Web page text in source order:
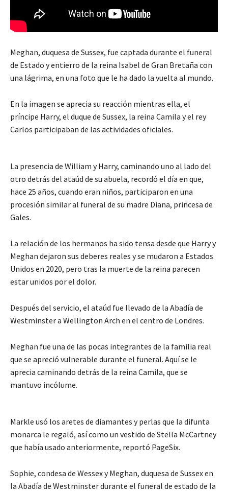
Meghan, duquesa de Sussex, fue captada durante el funeral
de Estado y entierro de la reina Isabel de Gran Bretaña con
una lágrima, en una foto que le ha dado la vuelta al mundo.
En la imagen se aprecia su reacción mientras ella, el
príncipe Harry, el duque de Sussex, la reina Camila y el rey
Carlos participaban de las actividades oficiales.
La presencia de William y Harry, caminando uno al lado del
otro detrás del ataúd de su abuela, recordó el día en que,
hace 25 años, cuando eran niños, participaron en una
procesión similar al funeral de su madre Diana, princesa de
Gales.
La relación de los hermanos ha sido tensa desde que Harry y
Meghan dejaron sus deberes reales y se mudaron a Estados
Unidos en 2020, pero tras la muerte de la reina parecen
estar unidos por el dolor.
Después del servicio, el ataúd fue llevado de la Abadía de
Westminster a Wellington Arch en el centro de Londres.
Meghan fue una de las pocas integrantes de la familia real
que se apreció vulnerable durante el funeral. Aquí se le
aprecia caminando detrás de la reina Camila, que se
mantuvo incólume.
Markle usó los aretes de diamantes y perlas que la difunta
monarca le regaló, así como un vestido de Stella McCartney
que había usado anteriormente, reportó PageSix.
Sophie, condesa de Wessex y Meghan, duquesa de Sussex en
la Abadía de Westminster durante el funeral de estado de la